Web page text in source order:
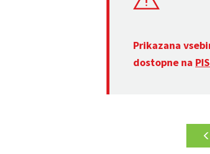
Prikazana
dostopne na